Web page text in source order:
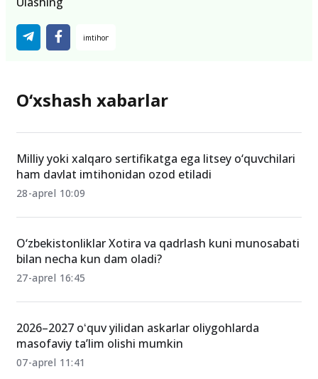
O‘xshash xabarlar
Milliy yoki xalqaro sertifikatga ega litsey o‘quvchilari
ham davlat imtihonidan ozod etiladi
28-aprel 10:09
O‘zbekistonliklar Xotira va qadrlash kuni munosabati
bilan necha kun dam oladi?
27-aprel 16:45
2026–2027 oʻquv yilidan askarlar oliygohlarda
masofaviy ta’lim olishi mumkin
07-aprel 11:41